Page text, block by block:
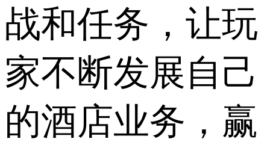
战和任务，让玩
家不断发展自己
的酒店业务，赢